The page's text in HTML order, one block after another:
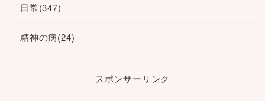
日常(347)
精神の病(24)
スポンサーリンク